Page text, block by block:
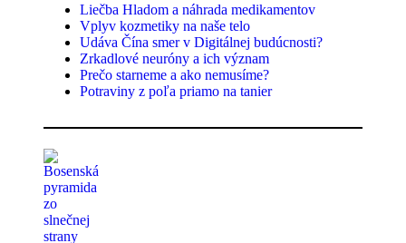
Liečba Hladom a náhrada medikamentov
Vplyv kozmetiky na naše telo
Udáva Čína smer v Digitálnej budúcnosti?
Zrkadlové neuróny a ich význam
Prečo starneme a ako nemusíme?
Potraviny z poľa priamo na tanier